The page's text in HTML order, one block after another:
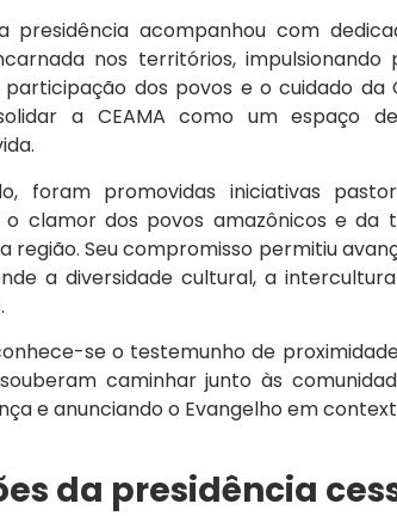
presidência acompanhou com
nos territórios,
dos povos e o cuidado da
a CEAMA como um espaço
foram promovidas iniciativas
clamor dos povos amazônicos e da
região. Seu compromisso permitiu
a diversidade cultural, a
se o testemunho de
caminhar junto às
e anunciando o Evangelho em
da presidência